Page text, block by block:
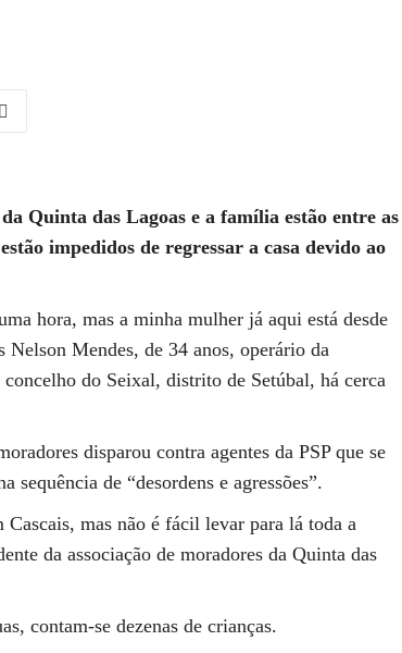
Quinta das Lagoas e a família estão entre as
impedidos de regressar a casa devido ao
hora, mas a minha mulher já aqui está desde
Mendes, de 34 anos, operário da
do Seixal, distrito de Setúbal, há cerca
disparou contra agentes da PSP que se
sequência de “desordens e agressões”.
mas não é fácil levar para lá toda a
da associação de moradores da Quinta das
contam-se dezenas de crianças.